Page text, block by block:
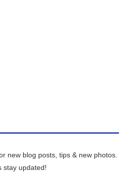
new blog posts, tips & new photos.
stay updated!